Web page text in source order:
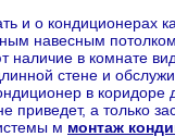
и о кондиционерах
навесным
наличие в комнате
стене и
в
приведет, а только
м монтаж